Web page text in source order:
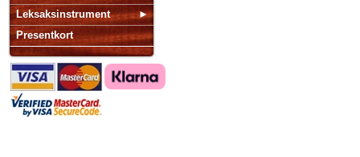
Leksaksinstrument
Presentkort